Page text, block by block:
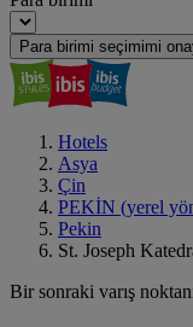
Para birimi seçimimi
Hotels
Asya
Çin
PEKİN (yerel
Pekin
St. Joseph
Bir sonraki varış